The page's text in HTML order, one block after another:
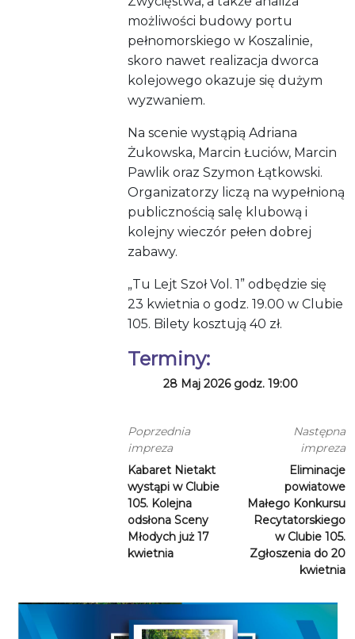
możliwości budowy portu
pełnomorskiego w Koszalinie,
skoro nawet realizacja dworca
kolejowego okazuje się dużym
wyzwaniem.
Na scenie wystąpią Adriana
Żukowska, Marcin Łuciów, Marcin
Pawlik oraz Szymon Łątkowski.
Organizatorzy liczą na wypełnioną
publicznością salę klubową i
kolejny wieczór pełen dobrej
zabawy.
„Tu Lejt Szoł Vol. 1” odbędzie się
23 kwietnia o godz. 19.00 w Clubie
105. Bilety kosztują 40 zł.
Terminy:
28 Maj 2026 godz. 19:00
Poprzednia
impreza
Kabaret Nietakt
wystąpi w Clubie
105. Kolejna
odsłona Sceny
Młodych już 17
kwietnia
Następna
impreza
Eliminacje
powiatowe
Małego Konkursu
Recytatorskiego
w Clubie 105.
Zgłoszenia do 20
kwietnia